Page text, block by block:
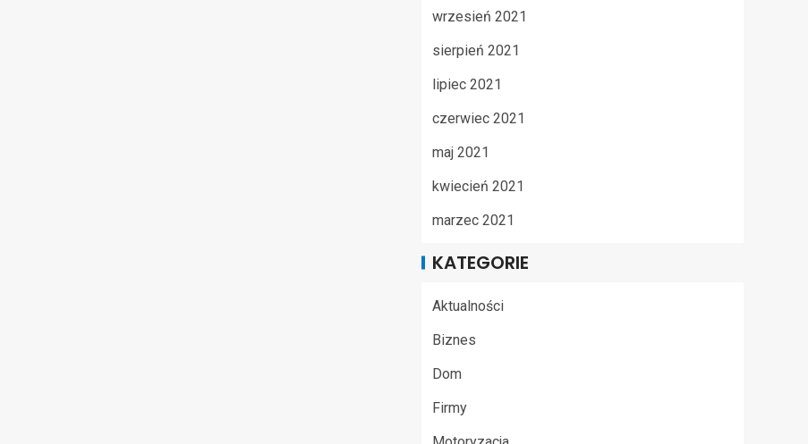
wrzesień 2021
sierpień 2021
lipiec 2021
czerwiec 2021
maj 2021
kwiecień 2021
marzec 2021
KATEGORIE
Aktualności
Biznes
Dom
Firmy